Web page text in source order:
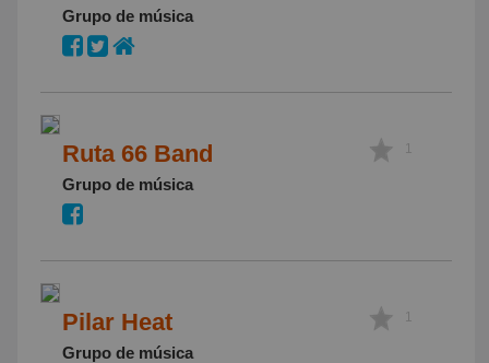
Grupo de música
Ruta 66 Band
Grupo de música
1
Pilar Heat
Grupo de música
1